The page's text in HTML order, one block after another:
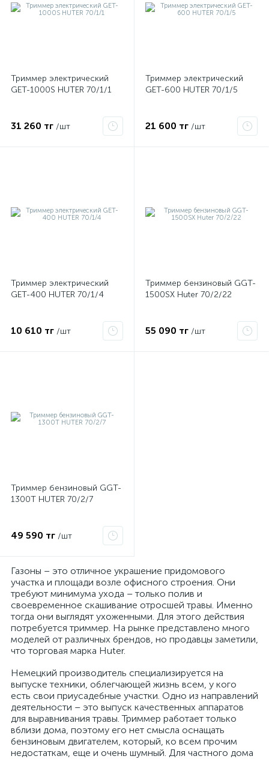
Триммер электрический
GET-1000S HUTER 70/1/1
31 260 тг /шт
Триммер электрический
GET-600 HUTER 70/1/5
21 600 тг /шт
Триммер электрический
GET-400 HUTER 70/1/4
10 610 тг /шт
Триммер бензиновый GGT-
1500SX Huter 70/2/22
55 090 тг /шт
Триммер бензиновый GGT-
1300T HUTER 70/2/7
49 590 тг /шт
Газоны – это отличное украшение придомового
участка и площади возле офисного строения. Они
требуют минимума ухода – только полив и
своевременное скашивание отросшей травы. Именно
тогда они выглядят ухоженными. Для этого действия
потребуется триммер. На рынке представлено много
моделей от различных брендов, но продавцы заметили,
что торговая марка Huter.
Немецкий производитель специализируется на
выпуске техники, облегчающей жизнь всем, у кого
есть свои приусадебные участки. Одно из направлений
деятельности – это выпуск качественных аппаратов
для выравнивания травы. Триммер работает только
вблизи дома, поэтому его нет смысла оснащать
бензиновым двигателем, который, ко всем прочим
недостаткам, еще и очень шумный. Для частного дома